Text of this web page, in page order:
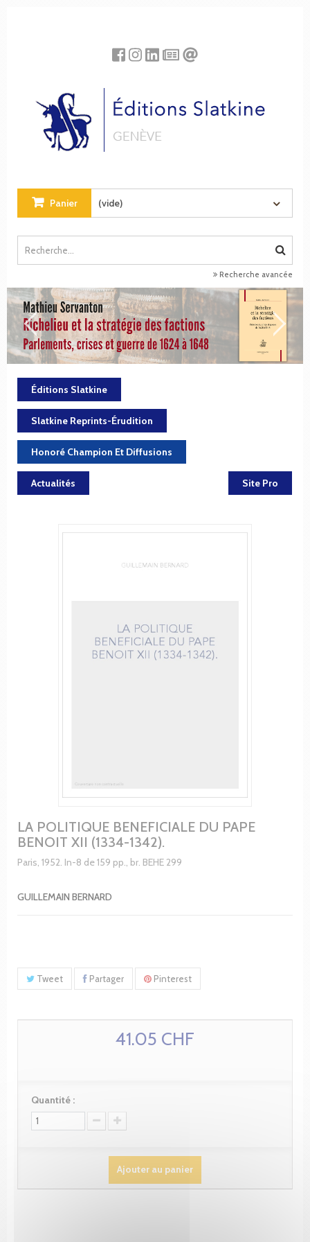
Panier (vide)
Recherche avancée
Éditions Slatkine
Slatkine Reprints-Érudition
Honoré Champion Et Diffusions
Actualités Site Pro
LA POLITIQUE BENEFICIALE DU PAPE
BENOIT XII (1334-1342).
Paris, 1952. In-8 de 159 pp., br. BEHE 299
GUILLEMAIN BERNARD
Tweet Partager Pinterest
41.05 CHF
Quantité :
Ajouter au panier